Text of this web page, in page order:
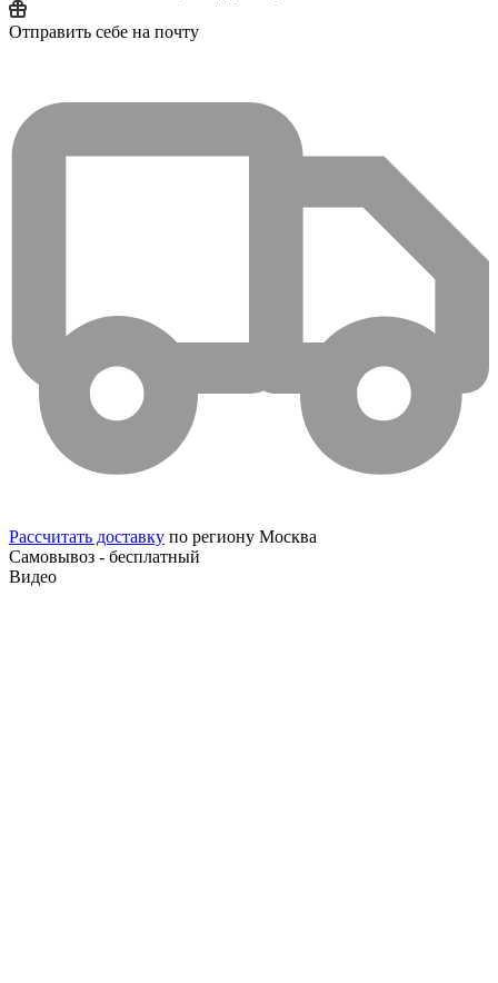
Отправить себе на почту
Рассчитать доставку по региону Москва
Самовывоз - бесплатный
Видео